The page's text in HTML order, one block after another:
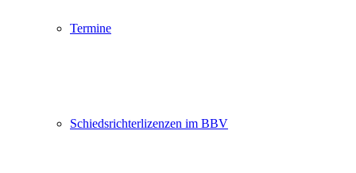
Termine
Schiedsrichterlizenzen im BBV